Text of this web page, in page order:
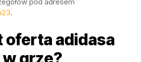
pod adresem
.
oferta adidasa